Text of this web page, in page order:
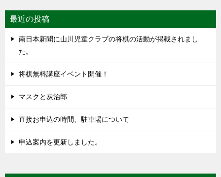
最近の投稿
南日本新聞に山川児童クラブの将棋の活動が掲載されまし
た。
将棋無料講座イベント開催！
マスクと炭治郎
直接お申込の時間、駐車場について
申込案内を更新しました。